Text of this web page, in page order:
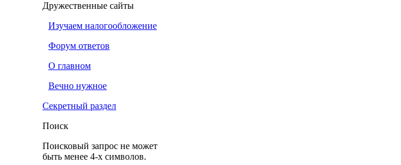
Дружественные сайты
Изучаем налогообложение
Форум ответов
О главном
Вечно нужное
Секретный раздел
Поиск
Поисковый запрос не может
быть менее 4-х символов.